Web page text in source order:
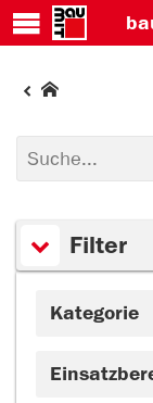
Filter
Kategorie